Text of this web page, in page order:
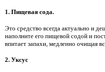
1. Пищевая сода.
Это средство всегда актуально и
наполните его пищевой содой и
впитает запахи, медленно очищая
2. Уксус